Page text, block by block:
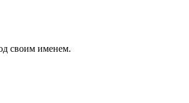
своим именем.